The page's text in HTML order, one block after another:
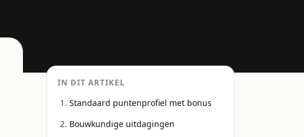
IN DIT ARTIKEL
Standaard puntenprofiel met bonus
Bouwkundige uitdagingen